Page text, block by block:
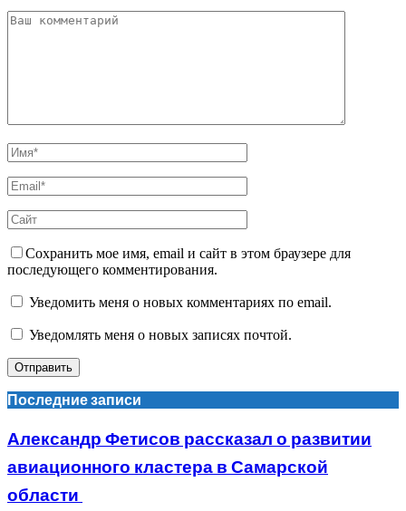
Сохранить мое имя, email и сайт в этом браузере для
последующего комментирования.
Уведомить меня о новых комментариях по email.
Уведомлять меня о новых записях почтой.
Последние записи
Александр Фетисов рассказал о развитии
авиационного кластера в Самарской
области